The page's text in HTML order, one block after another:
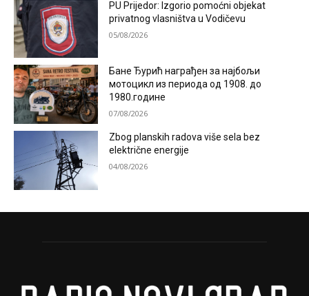
PU Prijedor: Izgorio pomoćni objekat
privatnog vlasništva u Vodičevu
05/08/2026
Бане Ђурић награђен за најбољи
мотоцикл из периода од 1908. до
1980.године
07/08/2026
Zbog planskih radova više sela bez
električne energije
04/08/2026